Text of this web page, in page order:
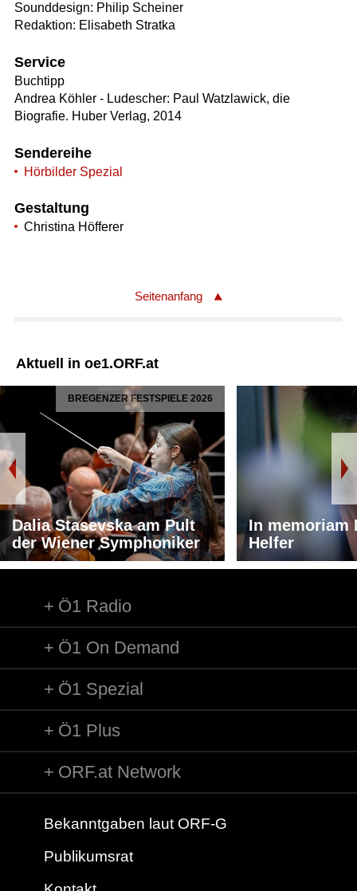
Sounddesign: Philip Scheiner
Redaktion: Elisabeth Stratka
Service
Buchtipp
Andrea Köhler - Ludescher: Paul Watzlawick, die
Biografie. Huber Verlag, 2014
Sendereihe
Hörbilder Spezial
Gestaltung
Christina Höfferer
Seitenanfang
Aktuell in oe1.ORF.at
BREGENZER FESTSPIELE 2026
Dalia Stasevska am Pult
der Wiener Symphoniker
In memoriam
Helfer
Ö1 Radio
Ö1 On Demand
Ö1 Spezial
Ö1 Plus
ORF.at Network
Bekanntgaben laut ORF-G
Publikumsrat